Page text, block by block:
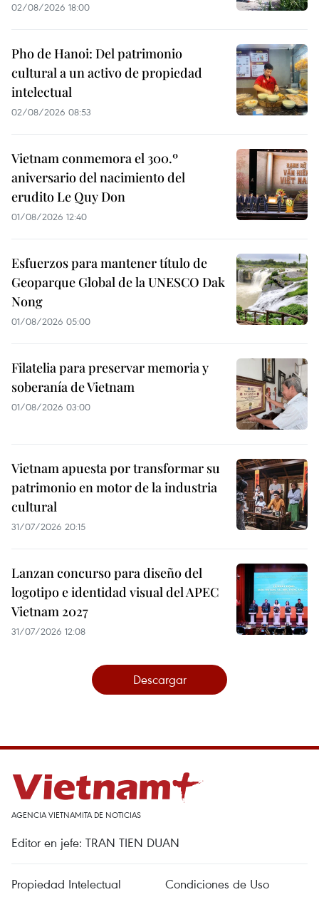
02/08/2026 18:00
Pho de Hanoi: Del patrimonio
cultural a un activo de propiedad
intelectual
02/08/2026 08:53
Vietnam conmemora el 300.º
aniversario del nacimiento del
erudito Le Quy Don
01/08/2026 12:40
Esfuerzos para mantener título de
Geoparque Global de la UNESCO Dak
Nong
01/08/2026 05:00
Filatelia para preservar memoria y
soberanía de Vietnam
01/08/2026 03:00
Vietnam apuesta por transformar su
patrimonio en motor de la industria
cultural
31/07/2026 20:15
Lanzan concurso para diseño del
logotipo e identidad visual del APEC
Vietnam 2027
31/07/2026 12:08
Descargar
AGENCIA VIETNAMITA DE NOTICIAS
Editor en jefe: TRAN TIEN DUAN
Propiedad Intelectual Condiciones de Uso